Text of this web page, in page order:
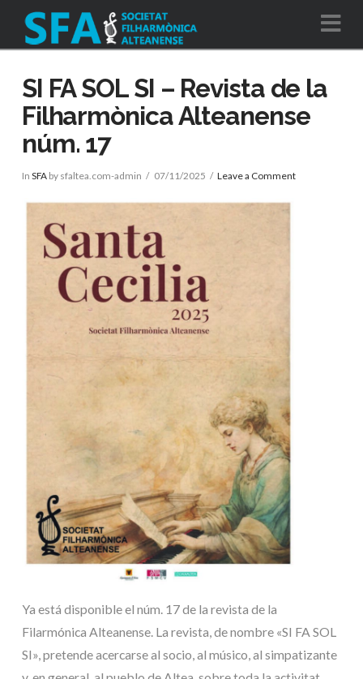
SI FA SOL SI – Revista de la
Filharmònica Alteanense
núm. 17
In SFAby sfaltea.com-admin 07/11/2025 Leave a Comment
Ya está disponible el núm. 17 de la revista de la
Filarmónica Alteanense. La revista, de nombre «SI FA SOL
SI», pretende acercarse al socio, al músico, al simpatizante